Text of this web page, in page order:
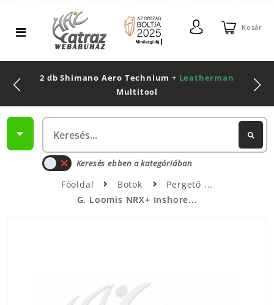
Kosár
2 db Shimano Aero Technium + Leatherman
Multitool
Keresés ebben a kategóriában
Főoldal Botok
Pergető
G. Loomis NRX+ Inshore...